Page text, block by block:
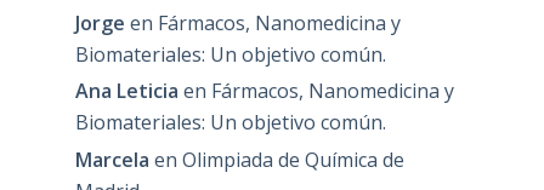
Jorge en Fármacos, Nanomedicina y
Biomateriales: Un objetivo común.
Ana Leticia en Fármacos, Nanomedicina y
Biomateriales: Un objetivo común.
Marcela en Olimpiada de Química de